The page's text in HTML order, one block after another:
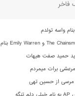
فاخر
واسه تولدم
حمید صفت هیهات
برات میمردم
مرسی از حسین تهی